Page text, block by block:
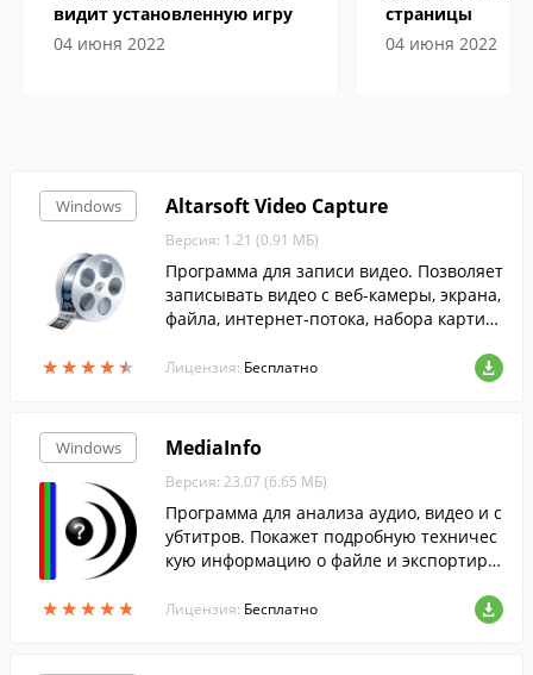
видит установленную игру
04 июня 2022
страницы
04 июня 2022
Windows
★★★★★
★★★★★
Altarsoft Video Capture
Версия: 1.21 (0.91 МБ)
Программа для записи видео. Позволяет
записывать видео с веб-камеры, экрана,
файла, интернет-потока, набора картин
а, яркость, контраст....
Лицензия: Бесплатно
Windows
★★★★★
★★★★★
MediaInfo
Версия: 23.07 (6.65 МБ)
Программа для анализа аудио, видео и с
убтитров. Покажет подробную техничес
кую информацию о файле и экспортиру
Лицензия: Бесплатно